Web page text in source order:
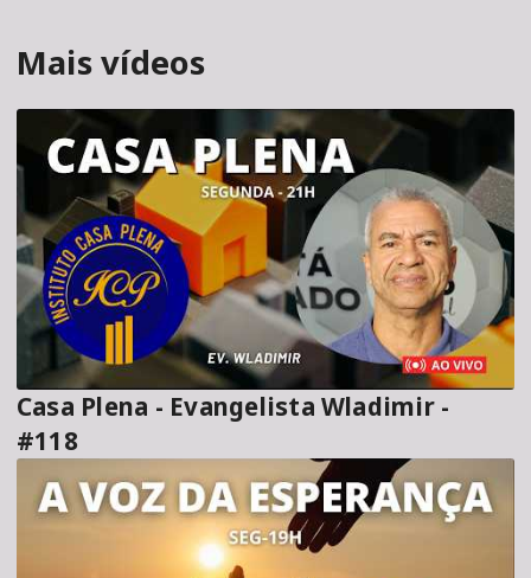
Mais vídeos
Casa Plena - Evangelista Wladimir -
#118